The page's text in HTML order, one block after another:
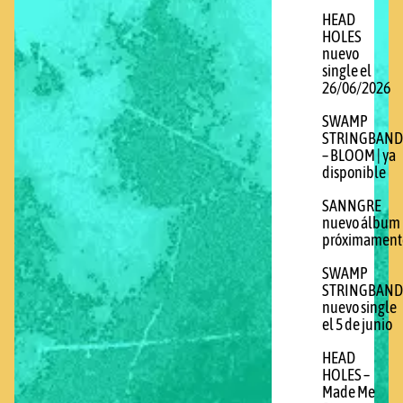
HEAD
HOLES
nuevo
single el
26/06/2026
SWAMP
STRINGBAND
– BLOOM | ya
disponible
SANNGRE
nuevo álbum
SWAMP
STRINGBAND
nuevo single
el 5 de junio
HEAD
HOLES –
Made Me